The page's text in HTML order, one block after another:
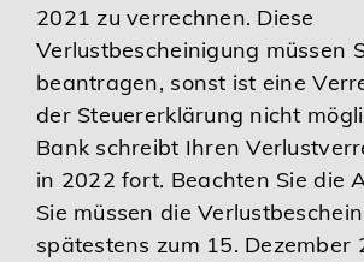
2021 zu verrechnen. Diese
Verlustbescheinigung müssen
beantragen, sonst ist eine
der Steuererklärung nicht
Bank schreibt Ihren
in 2022 fort. Beachten Sie die
Sie müssen die
spätestens zum 15. Dezember